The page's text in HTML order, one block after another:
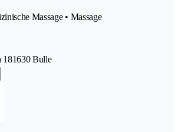
Massage • Massage
181630 Bulle